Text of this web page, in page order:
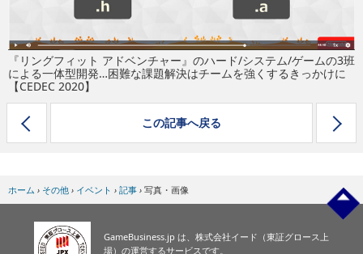
『リングフィット アドベンチャー』のハード/システム/ゲームの3班
による一体型開発…困難な課題解決はチームを強くするきっかけに
【CEDEC 2020】
この記事へ戻る
ホーム › その他 › イベント › 記事 › 写真・画像
GameBusiness.jp は、株式会社イード（東証グロース上
場）の運営するサービスです。